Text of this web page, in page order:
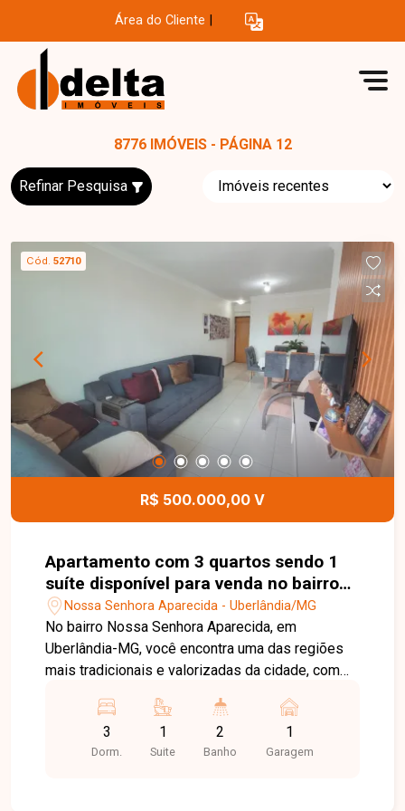
Área do Cliente
8776 IMÓVEIS - PÁGINA 12
Refinar Pesquisa
Cód. 52710
R$ 500.000,00 V
Apartamento com 3 quartos sendo 1
suíte disponível para venda no bairro
Nossa Senhora Aparecida em
Uberlândia-MG
Nossa Senhora Aparecida - Uberlândia/MG
No bairro Nossa Senhora Aparecida, em
Uberlândia-MG, você encontra uma das regiões
mais tradicionais e valorizadas da cidade, com
às principais avenidas, além de estar próximo a
supermercados, escolas, farmácias, restaurantes
e diversos serviços. Excelente apartamento
3
Dorm.
1
Suite
2
Banho
1
Garagem